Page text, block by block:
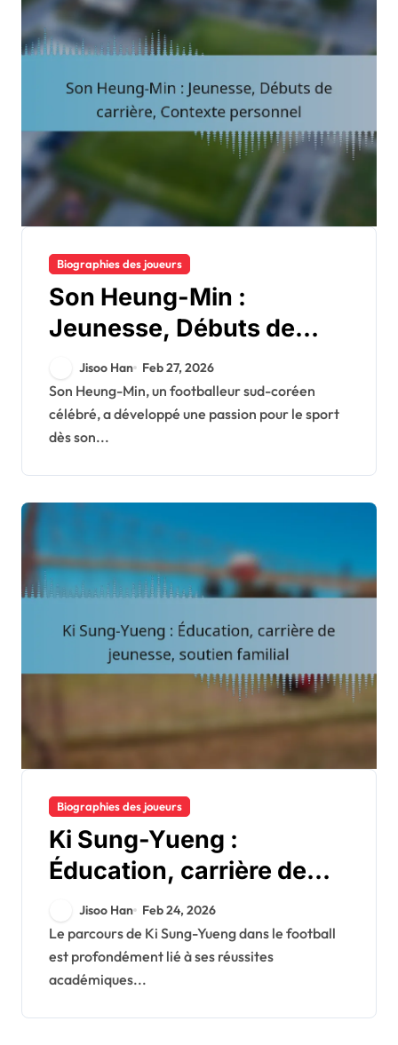
Biographies des joueurs
Son Heung-Min :
Jeunesse, Débuts de
carrière, Contexte
personnel
Jisoo Han Feb 27, 2026
Son Heung-Min, un footballeur sud-coréen
célébré, a développé une passion pour le sport
dès son...
Biographies des joueurs
Ki Sung-Yueng :
Éducation, carrière de
jeunesse, soutien familial
Jisoo Han Feb 24, 2026
Le parcours de Ki Sung-Yueng dans le football
est profondément lié à ses réussites
académiques...